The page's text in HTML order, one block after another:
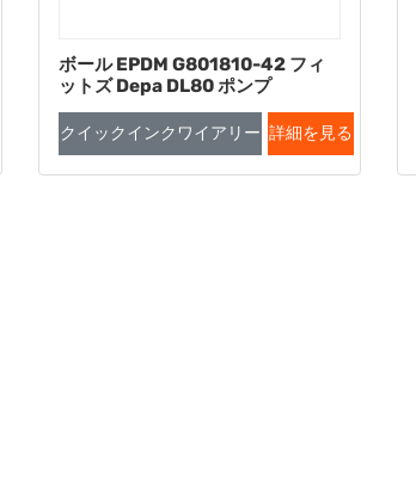
ボール EPDM G801810-42 フィ
ットズ Depa DL80 ポンプ
クイックインクワイアリー 詳細を見る